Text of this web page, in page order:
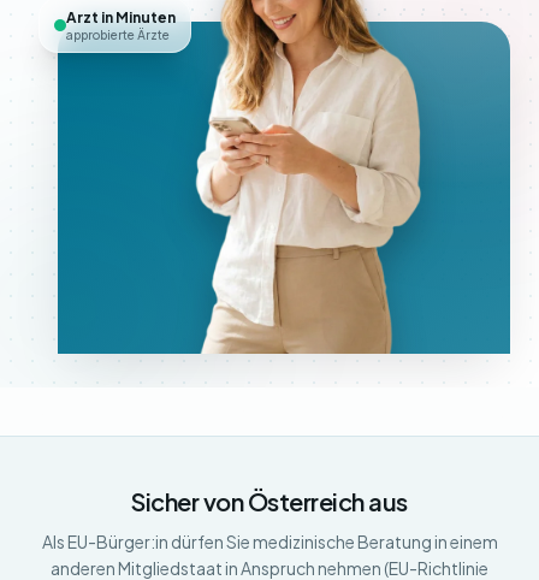
Arzt in Minuten
approbierte Ärzte
Sicher von Österreich aus
Als EU-Bürger:in dürfen Sie medizinische Beratung in einem
anderen Mitgliedstaat in Anspruch nehmen (EU-Richtlinie